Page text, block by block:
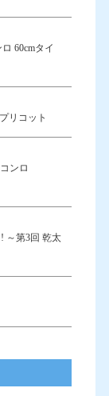
60cmタイ
リコット
ンロ
～第3回 乾太